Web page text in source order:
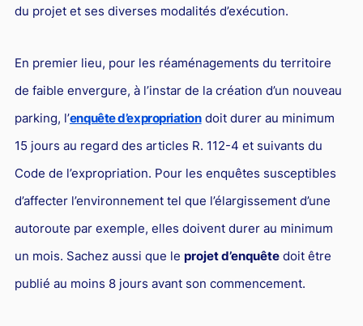
Responsabilité Sociétale des Entreprises (R.S.E)
Hôtellerie et restauration
Procédures et tribunaux
Contentieux cession d’entreprise
Droit de la concurrence
Responsabilité civile
du projet et ses diverses modalités d’exécution.
En premier lieu, pour les réaménagements du territoire
de faible envergure, à l’instar de la création d’un nouveau
parking, l’enquête d’expropriationdoit durer au minimum
15 jours au regard des articles R. 112-4 et suivants du
Code de l’expropriation. Pour les enquêtes susceptibles
d’affecter l’environnement tel que l’élargissement d’une
autoroute par exemple, elles doivent durer au minimum
un mois. Sachez aussi que le projet d’enquêtedoit être
publié au moins 8 jours avant son commencement.